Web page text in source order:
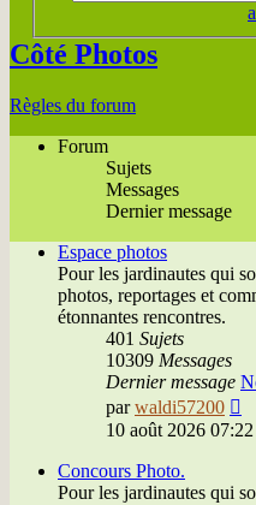
Côté Photos
Règles du forum
Forum
Sujets
Messages
Dernier message
Espace photos
Pour les jardinautes qui
photos, reportages et
étonnantes rencontres.
401 Sujets
10309 Messages
Dernier message
parwaldi57200
le
10 août 2026 07:22
Concours Photo.
Pour les jardinautes qui